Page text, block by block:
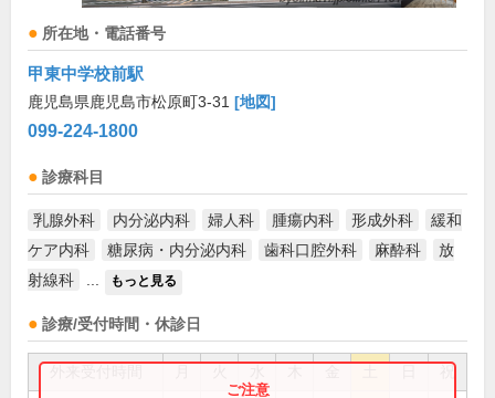
所在地・電話番号
甲東中学校前駅
鹿児島県鹿児島市松原町3-31 [地図]
099-224-1800
診療科目
乳腺外科 内分泌内科 婦人科 腫瘍内科 形成外科
緩和
ケア内科
糖尿病・内分泌内科 歯科口腔外科 麻酔科
放
射線科
もっと見る
診療/受付時間・休診日
祝